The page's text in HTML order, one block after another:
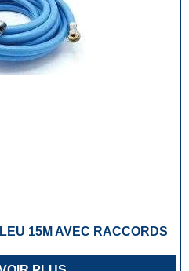
15M AVEC RACCORDS